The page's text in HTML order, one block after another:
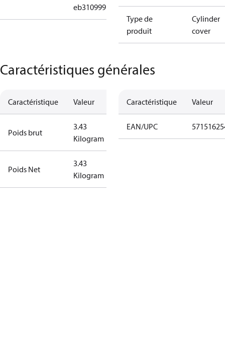
eb310999b508
Type de
produit
Cylinder
cover
Caractéristiques générales
Caractéristique Valeur
Poids brut
3.43
Kilogram
Poids Net
3.43
Kilogram
Caractéristique Valeur
EAN/UPC